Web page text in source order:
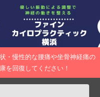
・慢性的な腰痛や坐骨神経痛の
を回復してください！